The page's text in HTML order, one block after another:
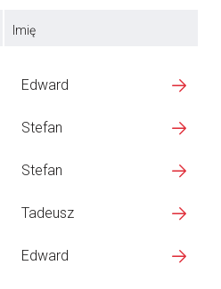
Imię
Edward
Stefan
Stefan
Tadeusz
Edward